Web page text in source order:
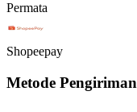
Permata
Shopeepay
Metode Pengiriman